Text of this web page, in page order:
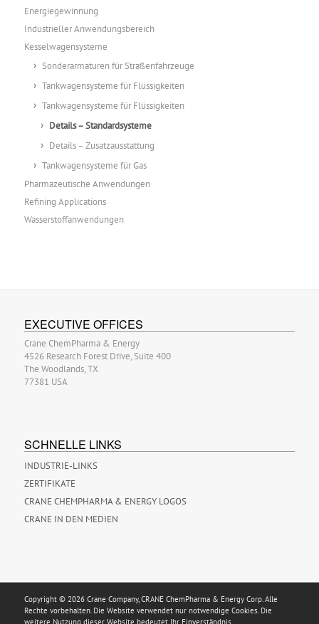
Energiegewinnung
Industrieller Anwendungsbereich
Kesselwagensysteme
Sonderarmaturen für Straßenfahrzeuge
Tankwagensysteme für Flüssigkeiten
Tankwagensysteme für Flüssigkeiten
Details – Standardsysteme
Details – Zusatzausstattung
Tankwagensysteme für Gas
Pharmazeutische Anwendungen
Refining Applications
Wasserstoffanwendungen
EXECUTIVE OFFICES
Crane ChemPharma & Energy
4526 Research Forest Drive, Suite 400
The Woodlands, TX
77381 USA
SCHNELLE LINKS
INDUSTRIE-LINKS
ZERTIFIKATE
CRANE CHEMPHARMA & ENERGY LOGOS
CRANE IN DEN MEDIEN
Copyright © 2026 Crane Company, CRANE ChemPharma & Energy Corp. Alle
Rechte vorbehalten. Die Website verwendet nur notwendige Cookies. Die
weitere Nutzung dieser Website bedeutet Ihr Einverständnis.